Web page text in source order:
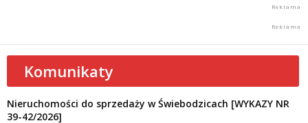
Komunikaty
Nieruchomości do sprzedaży w Świebodzicach [WYKAZY NR
39-42/2026]